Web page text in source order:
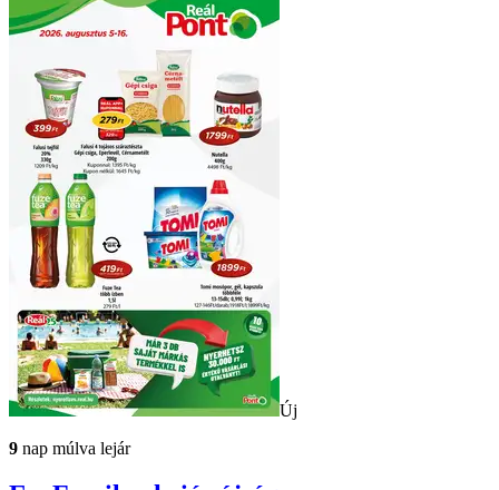
Új
9 nap múlva lejár